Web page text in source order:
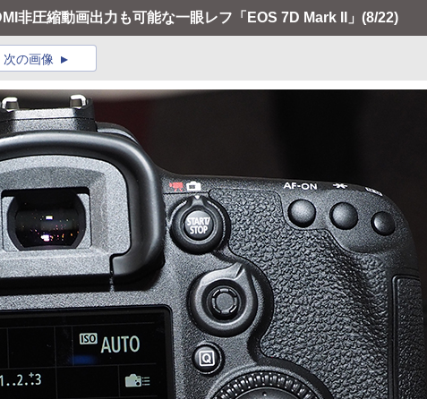
非圧縮動画出力も可能な一眼レフ「EOS 7D Mark II」 (8/22)
次の画像